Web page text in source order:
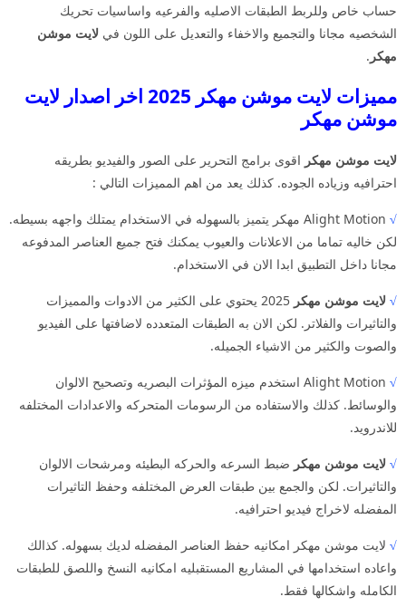
حساب خاص وللربط الطبقات الاصليه والفرعيه واساسيات تحريك
الشخصيه مجانا والتجميع والاخفاء والتعديل على اللون في لايت موشن
مهكر .
مميزات لايت موشن مهكر 2025 اخر اصدار لايت
موشن مهكر
لايت موشن مهكر اقوى برامج التحرير على الصور والفيديو بطريقه
احترافيه وزياده الجوده. كذلك يعد من اهم المميزات التالي :
√
Alight Motion مهكر يتميز بالسهوله في الاستخدام يمتلك واجهه بسيطه.
لكن خاليه تماما من الاعلانات والعيوب يمكنك فتح جميع العناصر المدفوعه
مجانا داخل التطبيق ابدا الان في الاستخدام.
√ لايت موشن مهكر
2025 يحتوي على الكثير من الادوات والمميزات
والتاثيرات والفلاتر. لكن الان به الطبقات المتعدده لاضافتها على الفيديو
والصوت والكثير من الاشياء الجميله.
√
Alight Motion استخدم ميزه المؤثرات البصريه وتصحيح الالوان
والوسائط. كذلك والاستفاده من الرسومات المتحركه والاعدادات المختلفه
للاندرويد.
√ لايت موشن مهكر ضبط السرعه والحركه البطيئه ومرشحات الالوان
والتاثيرات. لكن والجمع بين طبقات العرض المختلفه وحفظ التاثيرات
المفضله لاخراج فيديو احترافيه.
√ لايت موشن مهكر امكانيه حفظ العناصر المفضله لديك بسهوله. كذالك
واعاده استخدامها في المشاريع المستقبليه امكانيه النسخ واللصق للطبقات
الكامله واشكالها فقط.